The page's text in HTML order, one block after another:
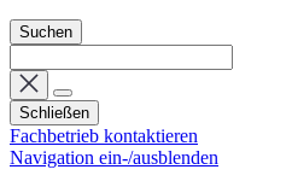
Suchen
Schließen
Fachbetrieb kontaktieren
Navigation ein-/ausblenden